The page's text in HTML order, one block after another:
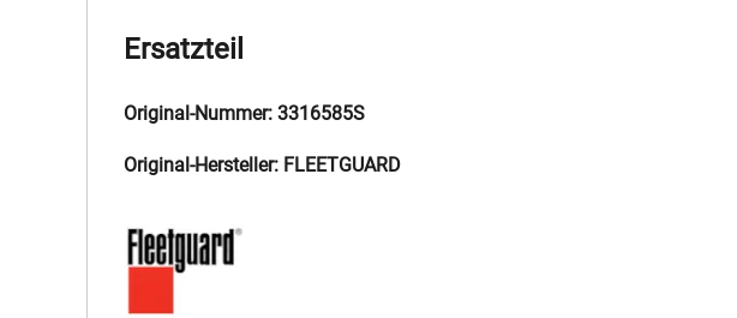
Ersatzteil
Original-Nummer: 3316585S
Original-Hersteller: FLEETGUARD